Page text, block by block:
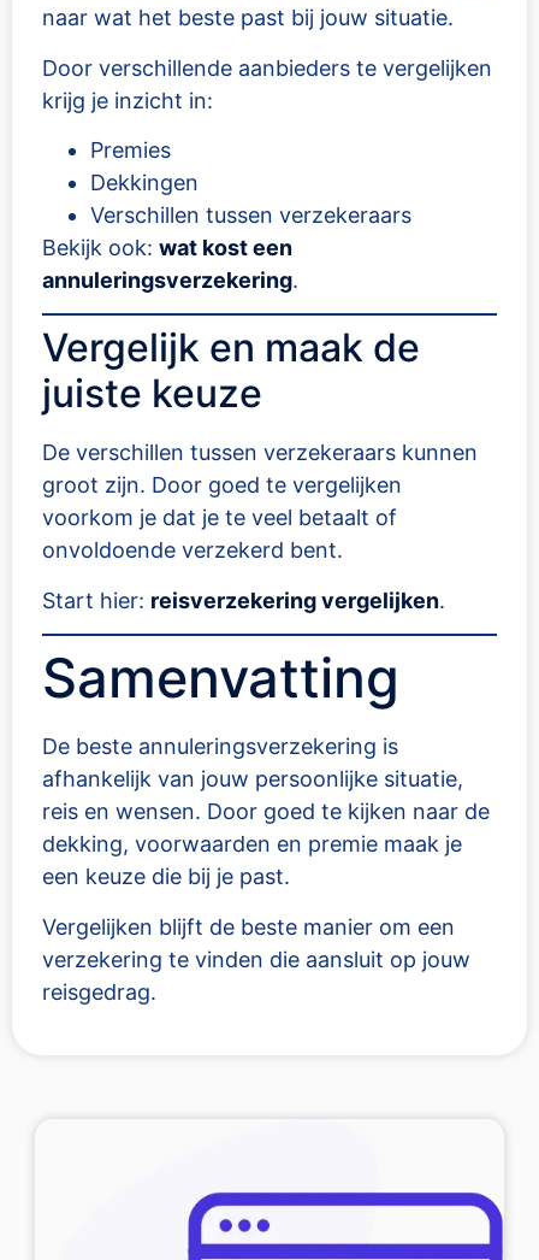
naar wat het beste past bij jouw situatie.
Door verschillende aanbieders te vergelijken
krijg je inzicht in:
Premies
Dekkingen
Verschillen tussen verzekeraars
Bekijk ook: wat kost een
annuleringsverzekering.
Vergelijk en maak de
juiste keuze
De verschillen tussen verzekeraars kunnen
groot zijn. Door goed te vergelijken
voorkom je dat je te veel betaalt of
onvoldoende verzekerd bent.
Start hier: reisverzekering vergelijken.
Samenvatting
De beste annuleringsverzekering is
afhankelijk van jouw persoonlijke situatie,
reis en wensen. Door goed te kijken naar de
dekking, voorwaarden en premie maak je
een keuze die bij je past.
Vergelijken blijft de beste manier om een
verzekering te vinden die aansluit op jouw
reisgedrag.